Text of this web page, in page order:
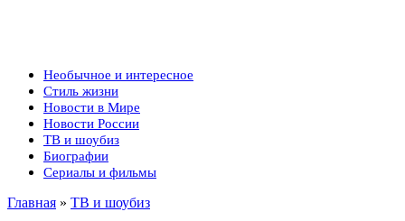
Необычное и интересное
Стиль жизни
Новости в Мире
Новости России
ТВ и шоубиз
Биографии
Сериалы и фильмы
Главная » ТВ и шоубиз